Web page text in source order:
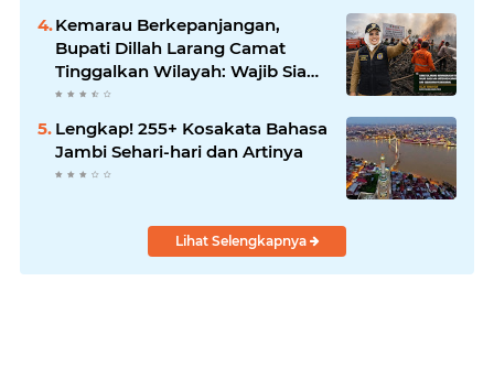
Kemarau Berkepanjangan,
Bupati Dillah Larang Camat
Tinggalkan Wilayah: Wajib Siaga
Hadapi Karhutla dan Kebakaran
Lengkap! 255+ Kosakata Bahasa
Jambi Sehari-hari dan Artinya
Lihat Selengkapnya